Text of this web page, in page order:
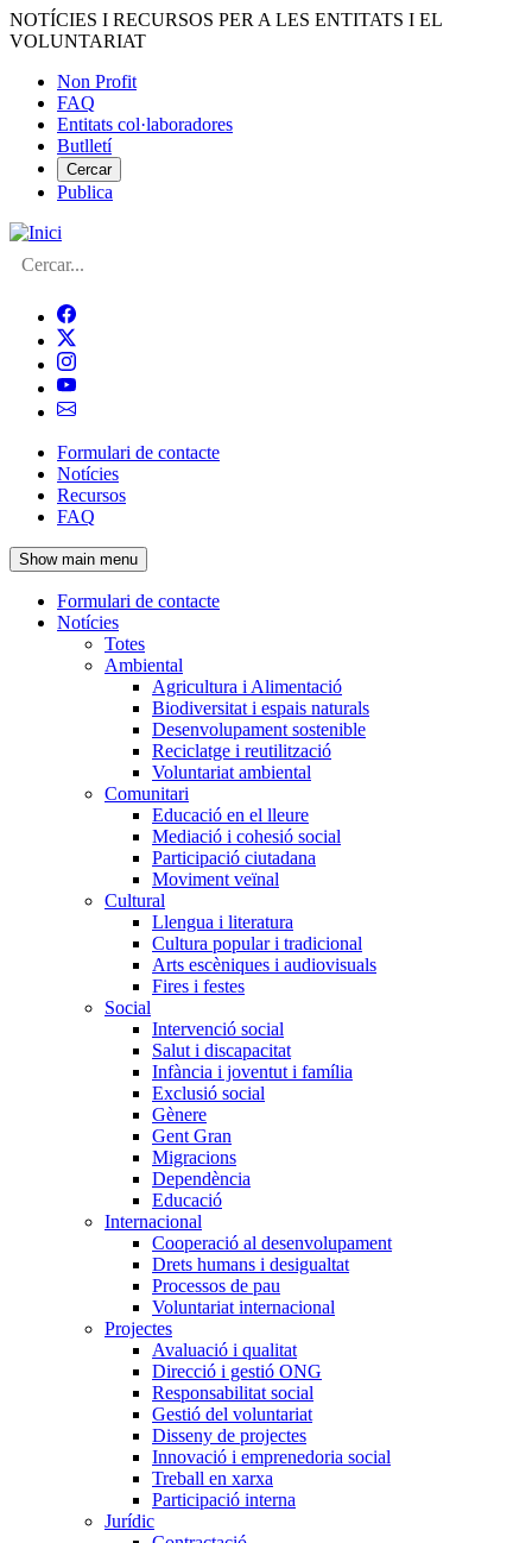
Vés
al
NOTÍCIES I RECURSOS PER A LES ENTITATS I EL
VOLUNTARIAT
Menú
del
compte
d'usuari
Non Profit
FAQ
Entitats col·laboradores
Butlletí
Cercar
Publica
Cerca
Navegació
principal
de
l'encapçalament
Formulari de contacte
Notícies
Recursos
FAQ
Show main menu
Navegació
principal
Formulari de contacte
Notícies
Totes
Ambiental
Agricultura i Alimentació
Biodiversitat i espais naturals
Desenvolupament sostenible
Reciclatge i reutilització
Voluntariat ambiental
Comunitari
Educació en el lleure
Mediació i cohesió social
Participació ciutadana
Moviment veïnal
Cultural
Llengua i literatura
Cultura popular i tradicional
Arts escèniques i audiovisuals
Fires i festes
Social
Intervenció social
Salut i discapacitat
Infància i joventut i família
Exclusió social
Gènere
Gent Gran
Migracions
Dependència
Educació
Internacional
Cooperació al desenvolupament
Drets humans i desigualtat
Processos de pau
Voluntariat internacional
Projectes
Avaluació i qualitat
Direcció i gestió ONG
Responsabilitat social
Gestió del voluntariat
Disseny de projectes
Innovació i emprenedoria social
Treball en xarxa
Participació interna
Jurídic